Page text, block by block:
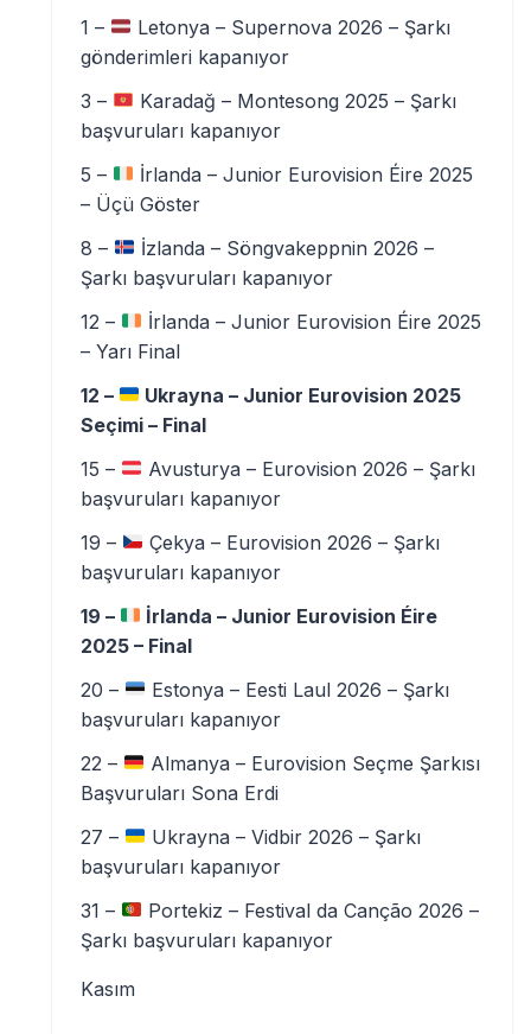
1 –
Letonya – Supernova 2026 – Şarkı
gönderimleri kapanıyor
3 –
Karadağ – Montesong 2025 – Şarkı
başvuruları kapanıyor
5 –
İrlanda – Junior Eurovision Éire 2025
– Üçü Göster
8 –
İzlanda – Söngvakeppnin 2026 –
Şarkı başvuruları kapanıyor
12 –
İrlanda – Junior Eurovision Éire 2025
– Yarı Final
12 –
Ukrayna – Junior Eurovision 2025
Seçimi – Final
15 –
Avusturya – Eurovision 2026 – Şarkı
başvuruları kapanıyor
19 –
Çekya – Eurovision 2026 – Şarkı
başvuruları kapanıyor
19 –
İrlanda – Junior Eurovision Éire
2025 – Final
20 –
Estonya – Eesti Laul 2026 – Şarkı
başvuruları kapanıyor
22 –
Almanya – Eurovision Seçme Şarkısı
Başvuruları Sona Erdi
27 –
Ukrayna – Vidbir 2026 – Şarkı
başvuruları kapanıyor
31 –
Portekiz – Festival da Canção 2026 –
Şarkı başvuruları kapanıyor
Kasım